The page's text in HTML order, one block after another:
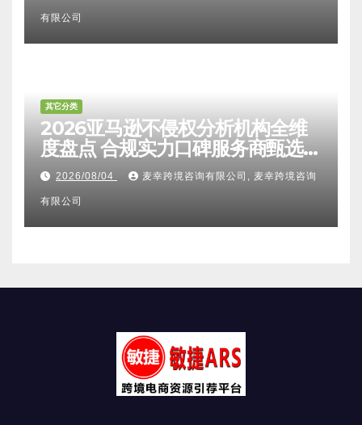
有限公司
其它分类
2026亚马逊不侵权分析机构全维
度盘点 合规实力口碑服务商甄选
附跨境卖家避坑FAQ全指南
2026/08/04 麦幸跨境咨询有限公司, 麦幸跨境咨询
有限公司